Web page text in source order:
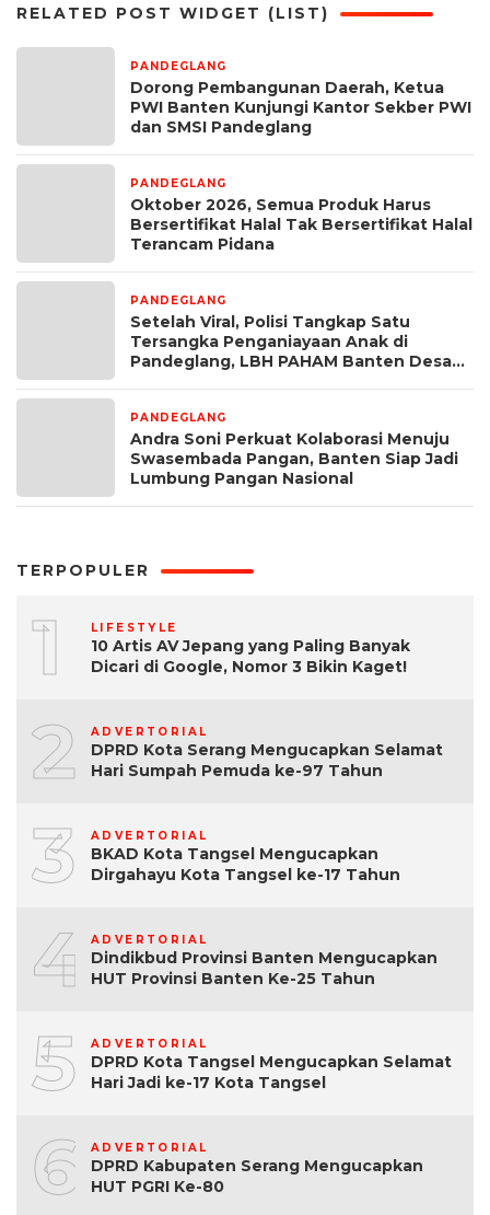
RELATED POST WIDGET (LIST)
PANDEGLANG
Dorong Pembangunan Daerah, Ketua
PWI Banten Kunjungi Kantor Sekber PWI
dan SMSI Pandeglang
PANDEGLANG
Oktober 2026, Semua Produk Harus
Bersertifikat Halal Tak Bersertifikat Halal
Terancam Pidana
PANDEGLANG
Setelah Viral, Polisi Tangkap Satu
Tersangka Penganiayaan Anak di
Pandeglang, LBH PAHAM Banten Desak
PANDEGLANG
Andra Soni Perkuat Kolaborasi Menuju
Swasembada Pangan, Banten Siap Jadi
Lumbung Pangan Nasional
TERPOPULER
1 LIFESTYLE
10 Artis AV Jepang yang Paling Banyak
Dicari di Google, Nomor 3 Bikin Kaget!
2 ADVERTORIAL
DPRD Kota Serang Mengucapkan Selamat
Hari Sumpah Pemuda ke-97 Tahun
3 ADVERTORIAL
BKAD Kota Tangsel Mengucapkan
Dirgahayu Kota Tangsel ke-17 Tahun
4 ADVERTORIAL
Dindikbud Provinsi Banten Mengucapkan
HUT Provinsi Banten Ke-25 Tahun
5 ADVERTORIAL
DPRD Kota Tangsel Mengucapkan Selamat
Hari Jadi ke-17 Kota Tangsel
6 ADVERTORIAL
DPRD Kabupaten Serang Mengucapkan
HUT PGRI Ke-80